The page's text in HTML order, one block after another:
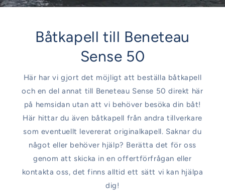
Båtkapell till Beneteau
Sense 50
Här har vi gjort det möjligt att beställa båtkapell
och en del annat till Beneteau Sense 50 direkt här
på hemsidan utan att vi behöver besöka din båt!
Här hittar du även båtkapell från andra tillverkare
som eventuellt levererat originalkapell. Saknar du
något eller behöver hjälp? Berätta det för oss
genom att skicka in en offertförfrågan eller
kontakta oss, det finns alltid ett sätt vi kan hjälpa
dig!